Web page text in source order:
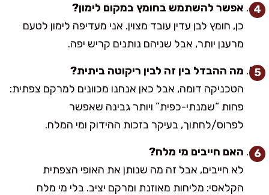
אפשר להשתמש בחומץ במקום לימון?
כן, חומץ לבן עדין עובד מצוין. אני מעדיפה לימון לטעם
מרענן יותר, אבל שניהם נותנים קריש יפה.
מה ההבדל בין זה לבין ריקוטה ביתית?
הטכניקה דומה, אבל כאן אנחנו מכוונים למרקם צפתית:
פחות “שמנתי-כפית” ויותר גבינה שאפשר
לפרוס/לחתוך, בעיקר בזכות ההידוק ומי המלח.
האם חייבים מי מלח?
לא חייבים, אבל זה מה שנותן את האופי הצפתית
הקלאסי: מליחות מאוזנת ומרקם יציב. בלי מי מלח